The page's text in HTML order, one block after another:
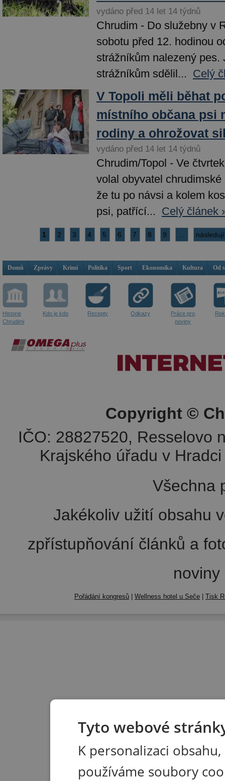
vydáno před 14 let 14 týdnů
Chrudim - Do služebny v
sobotu před 12. hodinou
strážníkům nalezený pes.
strážníkům sdělil... Celý
V Topoli měli běhat
místního občana psi
rodiny a ohrožovat
vydáno před 14 let 14 týdnů
Chrudim/Topol - Ve
volal obyvatel
že tu po návsi a kolem
psi, patřící... Celý článek
1 2 3 4 5 6 7 8 9
Domů Zprávy Krimi Politika Sport Ekonomika Kultura Od
Historie
Chrudimi
Kdo je kdo Recepty Odkazy
Práce pro
noviny
Copyright ©
IČO: 28827520, Resselovo
Krajského úřadu v
Všechna
Jakékoliv užití obsahu
zpřístupňování článků a
Pořádání kongresů | Wellness hotel u Seče | Tisk
Tyto webové
K personalizaci
používáme soubory